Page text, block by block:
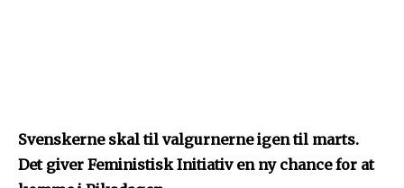
Svenskerne skal til valgurnerne igen til marts.
Det giver Feministisk Initiativ en ny chance for at